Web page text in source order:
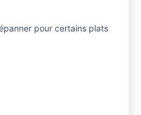
pour certains plats